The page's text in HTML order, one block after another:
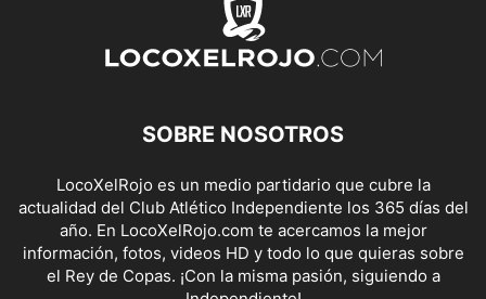
SOBRE NOSOTROS
LocoXelRojo es un medio partidario que cubre la
actualidad del Club Atlético Independiente los 365 días del
año. En LocoXelRojo.com te acercamos la mejor
información, fotos, videos HD y todo lo que quieras sobre
el Rey de Copas. ¡Con la misma pasión, siguiendo a